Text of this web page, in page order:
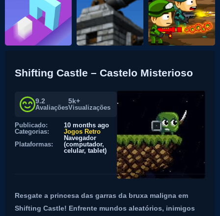
Shifting Castle – Castelo Misterioso
9.2
Avaliações
5k+
Visualizações
Publicado:
10 months ago
Categorias:
Jogos Retro
Plataformas:
Navegador
(computador,
celular, tablet)
Resgate a princesa das garras da bruxa maligna em
Shifting Castle! Enfrente mundos aleatórios, inimigos